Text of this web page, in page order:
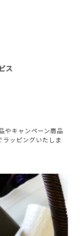
ス
やキャンペーン商品
ラッピングいたしま